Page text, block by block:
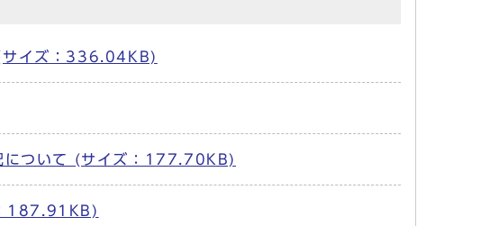
(サイズ：336.04KB)
について (サイズ：177.70KB)
187.91KB)